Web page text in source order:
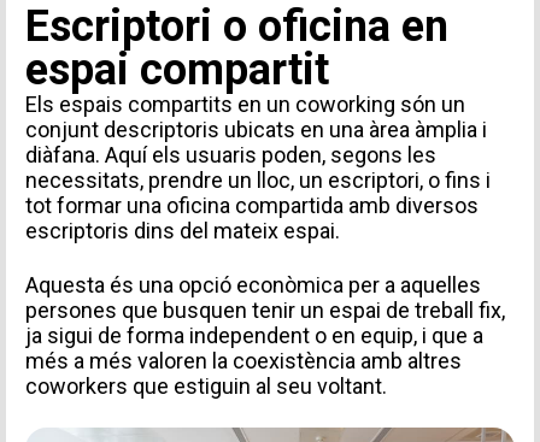
Escriptori o oficina en
espai compartit
Els espais compartits en un coworking són un
conjunt descriptoris ubicats en una àrea àmplia i
diàfana. Aquí els usuaris poden, segons les
necessitats, prendre un lloc, un escriptori, o fins i
tot formar una oficina compartida amb diversos
escriptoris dins del mateix espai.
Aquesta és una opció econòmica per a aquelles
persones que busquen tenir un espai de treball fix,
ja sigui de forma independent o en equip, i que a
més a més valoren la coexistència amb altres
coworkers que estiguin al seu voltant.